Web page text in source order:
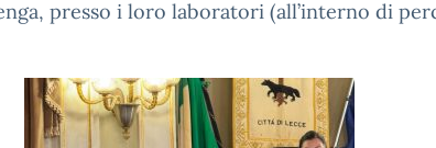
presso i loro laboratori (all’interno di